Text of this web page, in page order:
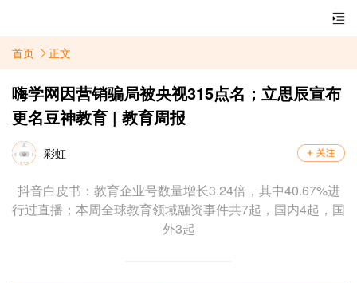
首页 正文
嗨学网因营销骗局被央视315点名；立思辰宣布
更名豆神教育 | 教育周报
彩虹
抖音白皮书：教育企业号数量增长3.24倍，其中40.67%进
行过直播；本周全球教育领域融资事件共7起，国内4起，国
外3起